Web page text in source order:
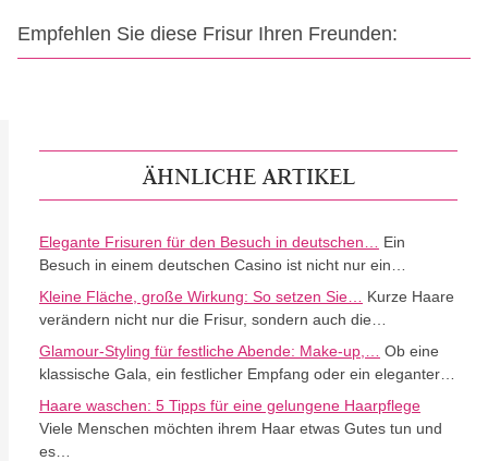
Empfehlen Sie diese Frisur Ihren Freunden:
ÄHNLICHE ARTIKEL
Elegante Frisuren für den Besuch in deutschen…
Ein
Besuch in einem deutschen Casino ist nicht nur ein…
Kleine Fläche, große Wirkung: So setzen Sie…
Kurze Haare
verändern nicht nur die Frisur, sondern auch die…
Glamour-Styling für festliche Abende: Make-up,…
Ob eine
klassische Gala, ein festlicher Empfang oder ein eleganter…
Haare waschen: 5 Tipps für eine gelungene Haarpflege
Viele Menschen möchten ihrem Haar etwas Gutes tun und
es…